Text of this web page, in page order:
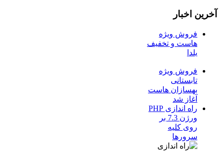
آخرین اخبار
فروش ویژه
هاست و تخفیف
یلدا
فروش ویژه
تابستانی
بهسازان هاست
آغاز شد
راه اندازی PHP
ورژن 7.3 بر
روی کلیه
سرورها